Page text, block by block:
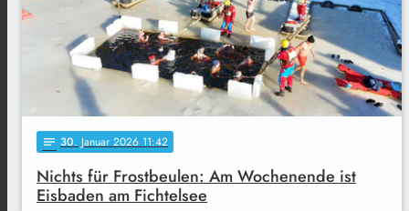
notes 30. Januar 2026 11:42
Nichts für Frostbeulen: Am Wochenende ist
Eisbaden am Fichtelsee